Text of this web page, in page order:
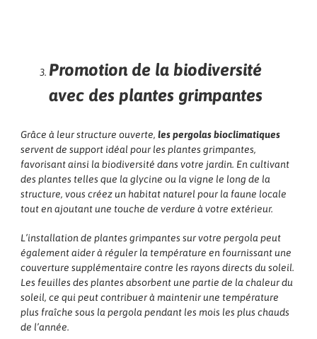
Promotion de la biodiversité
avec des plantes grimpantes
Grâce à leur structure ouverte,les pergolas bioclimatiques
servent de support idéal pour les plantes grimpantes,
favorisant ainsi la biodiversité dans votre jardin. En cultivant
des plantes telles que la glycine ou la vigne le long de la
structure, vous créez un habitat naturel pour la faune locale
tout en ajoutant une touche de verdure à votre extérieur.
L’installation de plantes grimpantes sur votre pergola peut
également aider à réguler la température en fournissant une
couverture supplémentaire contre les rayons directs du soleil.
Les feuilles des plantes absorbent une partie de la chaleur du
soleil, ce qui peut contribuer à maintenir une température
plus fraîche sous la pergola pendant les mois les plus chauds
de l’année.